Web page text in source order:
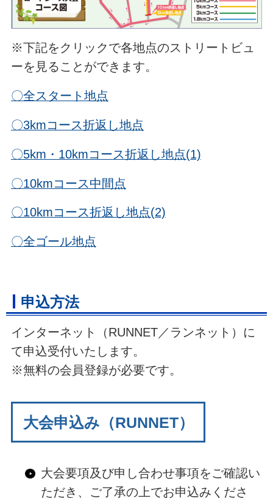
※下記をクリックで各地点のストリートビュ
ーを見ることができます。
〇全スタート地点
〇3kmコース折返し地点
〇5km・10kmコース折返し地点(1)
〇10kmコース中間点
〇10kmコース折返し地点(2)
〇全ゴール地点
申込方法
インターネット（RUNNET／ランネット）に
て申込受付いたします。
※無料の会員登録が必要です。
大会申込み（RUNNET）
大会要項及び申し合わせ事項をご確認い
ただき、ご了承の上でお申込みくださ